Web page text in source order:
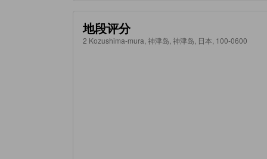
地段评分
2 Kozushima-mura, 神津岛, 神津岛, 日本, 100-0600